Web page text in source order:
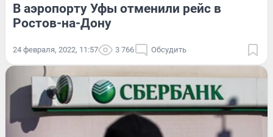
В аэропорту Уфы отменили рейс в
Ростов-на-Дону
24 февраля, 2022, 11:57 3 766 Обсудить